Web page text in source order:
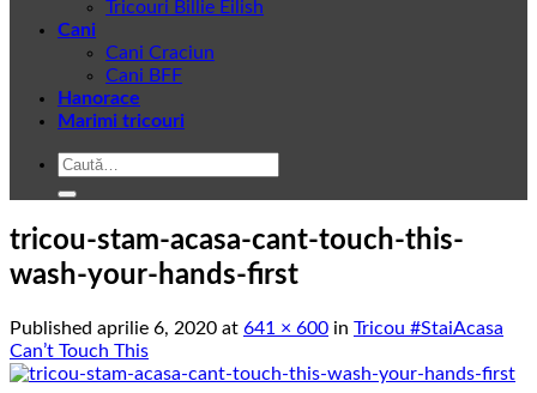
Tricouri Billie Eilish
Cani
Cani Craciun
Cani BFF
Hanorace
Marimi tricouri
Caută
tricou-stam-acasa-cant-touch-this-
wash-your-hands-first
Published aprilie 6, 2020 at 641 × 600 in Tricou #StaiAcasa
Can’t Touch This